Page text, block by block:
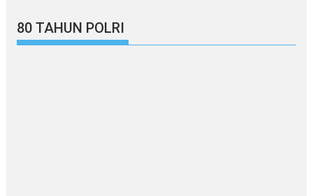
80 TAHUN POLRI